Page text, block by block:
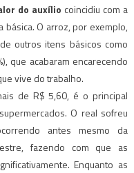
do auxílio coincidiu com a
O arroz, por exemplo,
outros itens básicos como
que acabaram encarecendo
vive do trabalho.
de R$ 5,60, é o principal
O real sofreu
antes mesmo da
fazendo com que as
Enquanto as